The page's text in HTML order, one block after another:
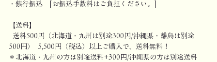
・銀行振込 [お振込手数料はご負担ください。]
【送料】
送料500円（北海道・九州は別途300円/沖縄県・離島は別途
500円） 5,500円（税込）以上ご購入で、送料無料！
＊北海道・九州の方は別途送料+300円/沖縄県の方は別途送料